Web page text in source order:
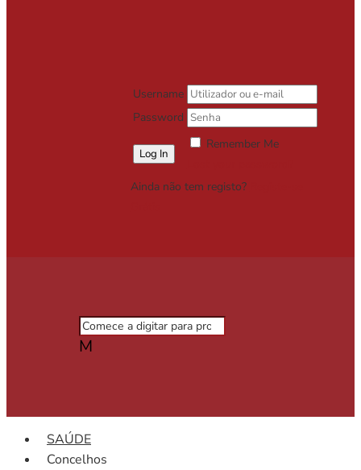
Username
Password
Remember Me
Ainda não tem registo?
M
SAÚDE
Concelhos